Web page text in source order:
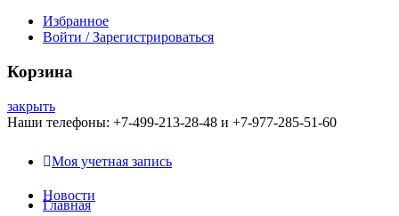
Избранное
Войти / Зарегистрироваться
Корзина
закрыть
Наши телефоны: +7-499-213-28-48 и +7-977-285-51-60
Моя учетная запись
Новости
Главная